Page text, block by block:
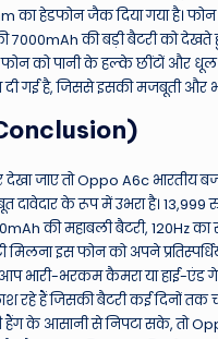
का हेडफोन जैक दिया गया है।फोन
7000mAh की बड़ी बैटरी को देखते
को पानी के हल्के छींटों और
दी गई है, जिससे इसकी मजबूती और
जाए तो Oppo A6c भारतीय
दावेदार के रूप में उभरा है।
की महाबली बैटरी, 120Hz
मिलना इस फोन को अपने
भारी-भरकम कैमरा या हाई-एंड
रहे हैं जिसकी बैटरी कई दिनों
हैंग के आसानी से निपटा सके, तो